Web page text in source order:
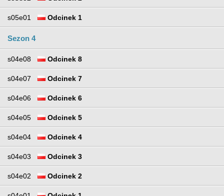
s05e01 Odcinek 1
Sezon 4
s04e08 Odcinek 8
s04e07 Odcinek 7
s04e06 Odcinek 6
s04e05 Odcinek 5
s04e04 Odcinek 4
s04e03 Odcinek 3
s04e02 Odcinek 2